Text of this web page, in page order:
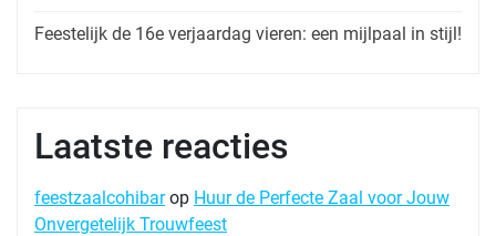
Feestelijk de 16e verjaardag vieren: een mijlpaal in stijl!
Laatste reacties
feestzaalcohibarop Huur de Perfecte Zaal voor Jouw
Onvergetelijk Trouwfeest